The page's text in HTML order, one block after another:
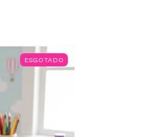
ESGOTADO